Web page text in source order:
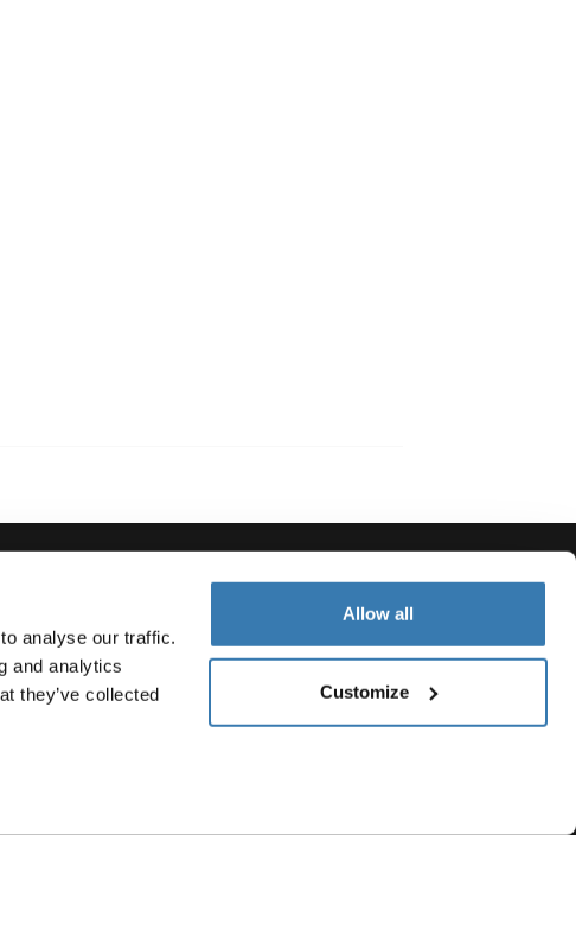
analyse our traffic.
and analytics
they’ve collected
Allow all
Customize